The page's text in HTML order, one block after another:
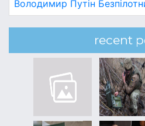
Володимир Путін
recent